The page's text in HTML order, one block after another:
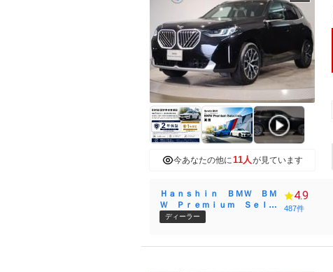
今あなたの他に11人が見ています
Ｈａｎｓｈｉｎ ＢＭＷ ＢＭ
Ｗ Ｐｒｅｍｉｕｍ Ｓｅｌｅ
ｃｔｉｏｎ 箕面
ディーラー
4.9
487件